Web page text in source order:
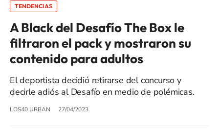
TENDENCIAS
A Black del Desafío The Box le
filtraron el pack y mostraron su
contenido para adultos
El deportista decidió retirarse del concurso y
decirle adiós al Desafío en medio de polémicas.
LOS40 URBAN 27/04/2023